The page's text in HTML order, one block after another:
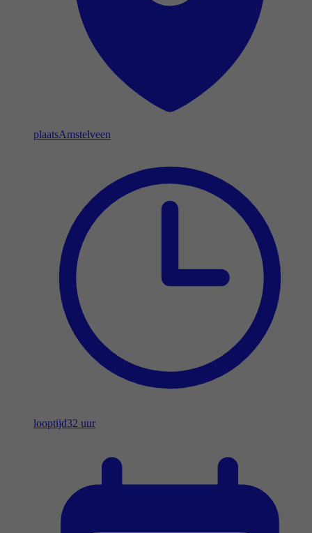
plaatsAmstelveen
looptijd32 uur